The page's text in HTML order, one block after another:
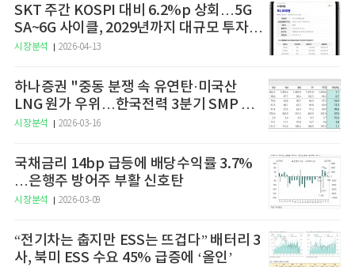
SKT 주간 KOSPI 대비 6.2%p 상회…5G
SA~6G 사이클, 2029년까지 대규모 투자
예고
시장분석 2026-04-13
하나증권 "중동 분쟁 속 유연탄·미국산
LNG 원가 우위…한국전력 3분기 SMP 상
승 전망"
시장분석 2026-03-16
국채금리 14bp 급등에 배당수익률 3.7%
…은행주 방어주 부활 신호탄
시장분석 2026-03-09
“전기차는 춥지만 ESS는 뜨겁다” 배터리 3
사, 북미 ESS 수요 45% 급증에 ‘올인’